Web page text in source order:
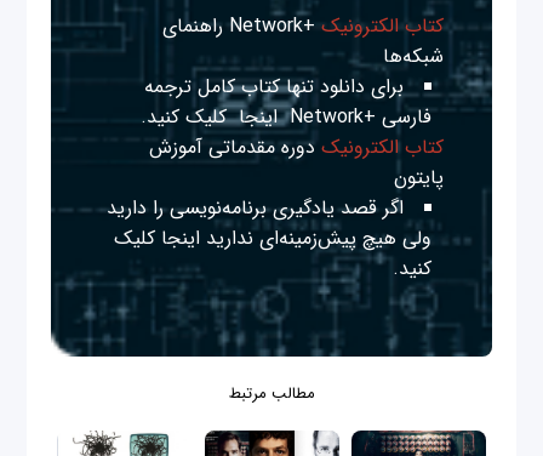
کتاب الکترونیک
+Network راهنمای
شبکه‌ها
برای دانلود تنها کتاب کامل ترجمه
فارسی +Network
اینجا کلیک کنید.
کتاب الکترونیک دوره مقدماتی آموزش
پایتون
اگر قصد یادگیری برنامه‌نویسی را دارید
ولی هیچ پیش‌زمینه‌ای نداریداینجا کلیک
کنید.
مطالب مرتبط